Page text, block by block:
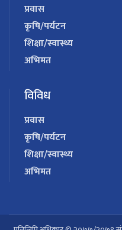
प्रवास
कृषि/पर्यटन
शिक्षा/स्वास्थ्य
अभिमत
विविध
प्रवास
कृषि/पर्यटन
शिक्षा/स्वास्थ्य
अभिमत